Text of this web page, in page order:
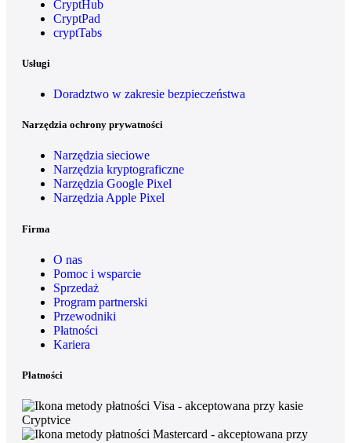
CryptHub
CryptPad
cryptTabs
Usługi
Doradztwo w zakresie bezpieczeństwa
Narzędzia ochrony prywatności
Narzędzia sieciowe
Narzędzia kryptograficzne
Narzędzia Google Pixel
Narzędzia Apple Pixel
Firma
O nas
Pomoc i wsparcie
Sprzedaż
Program partnerski
Przewodniki
Płatności
Kariera
Płatności